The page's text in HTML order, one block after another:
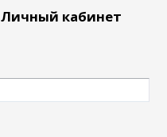
Личный кабинет